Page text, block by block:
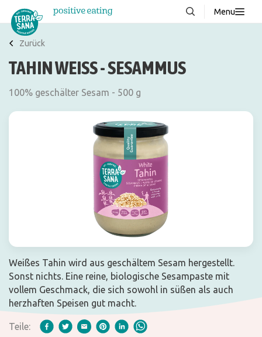
Menu
Über uns
Wissenswertes
Zurück
TAHIN WEISS - SESAMMUS
100% geschälter Sesam - 500 g
Weißes Tahin wird aus geschältem Sesam hergestellt.
Sonst nichts. Eine reine, biologische Sesampaste mit
vollem Geschmack, die sich sowohl in süßen als auch
herzhaften Speisen gut macht.
Teile: